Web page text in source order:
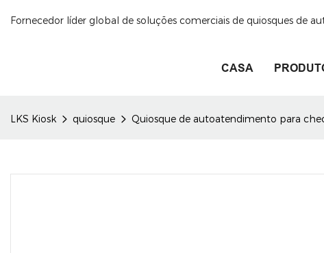
Fornecedor líder global de soluções comerciais de quiosques de
CASA
LKS Kiosk quiosque Quiosque de autoatendimento para